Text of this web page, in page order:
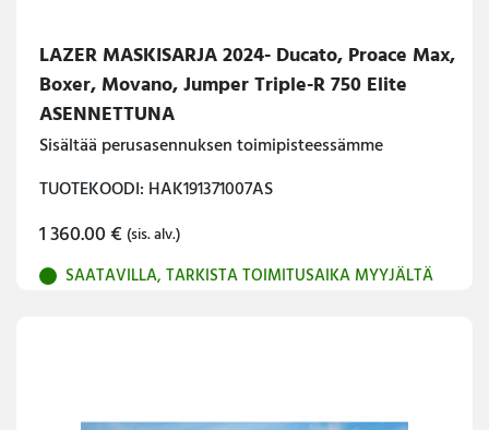
LAZER MASKISARJA 2024- Ducato, Proace Max,
Boxer, Movano, Jumper Triple-R 750 Elite
ASENNETTUNA
Sisältää perusasennuksen toimipisteessämme
TUOTEKOODI: HAK191371007AS
1 360.00€ (sis. alv.)
SAATAVILLA, TARKISTA TOIMITUSAIKA MYYJÄLTÄ